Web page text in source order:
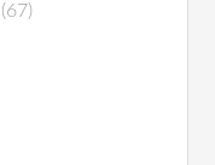
(67)